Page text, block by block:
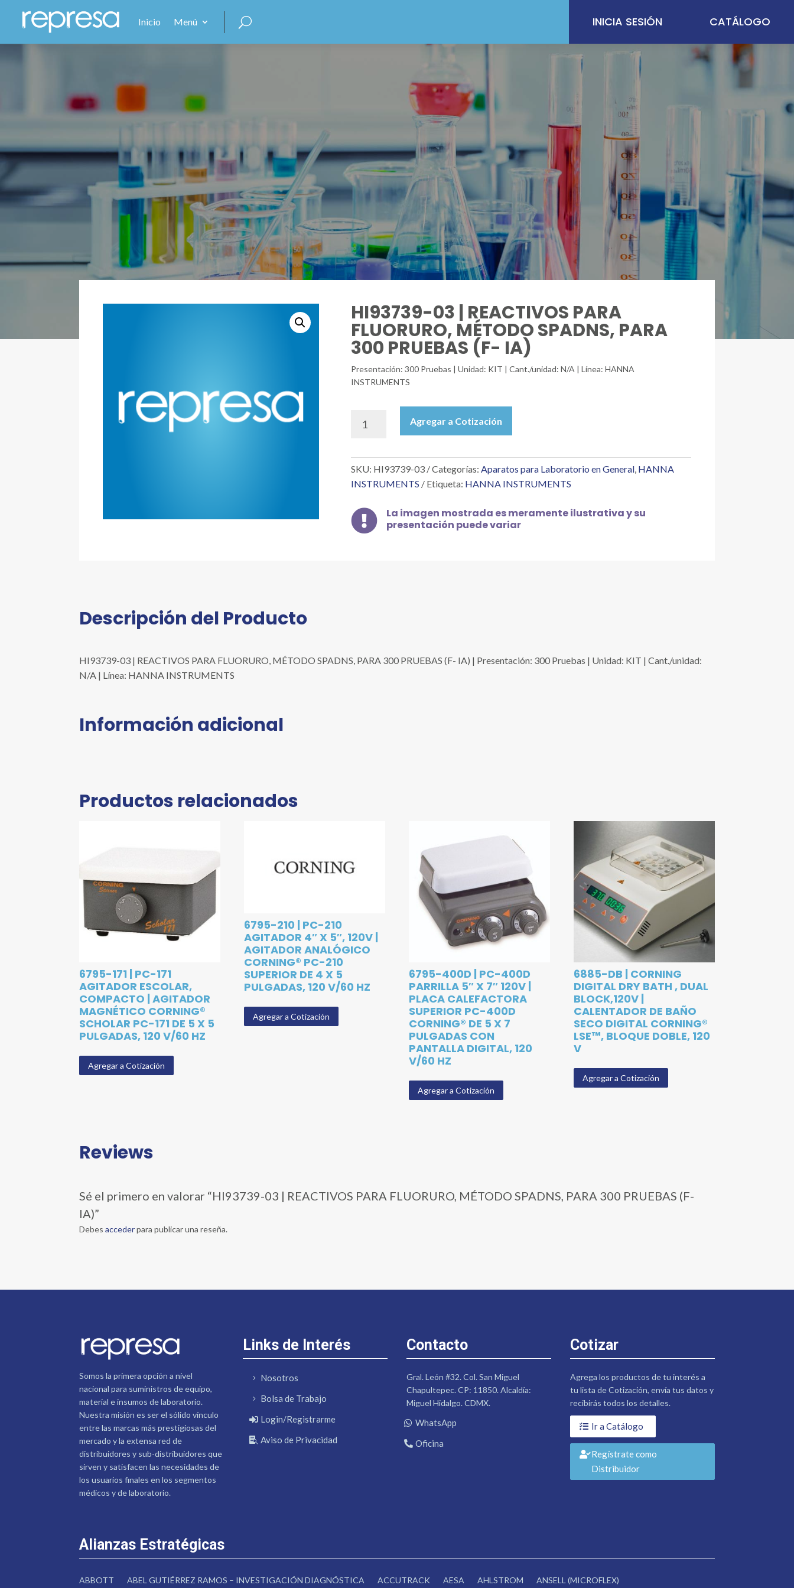
Inicio Menú INICIA SESIÓN CATÁLOGO
HI93739-03 | REACTIVOS PARA
FLUORURO, MÉTODO SPADNS, PARA
300 PRUEBAS (F- IA)
Presentación: 300 Pruebas | Unidad: KIT | Cant./unidad: N/A | Línea: HANNA
INSTRUMENTS
REACTIVOS
PARA
FLUORURO,
SPADNS,
PARA
300
Agregar a Cotización
SKU: HI93739-03 Categorías:Aparatos para Laboratorio en General, HANNA
INSTRUMENTS
Etiqueta: HANNA INSTRUMENTS

La imagen mostrada es meramente ilustrativa y su
presentación puede variar
Descripción del Producto
HI93739-03 | REACTIVOS PARA FLUORURO, MÉTODO SPADNS, PARA 300 PRUEBAS (F- IA) | Presentación: 300 Pruebas | Unidad: KIT | Cant./unidad:
N/A | Línea: HANNA INSTRUMENTS
Información adicional
Productos relacionados
6795-171 | PC-171
AGITADOR ESCOLAR,
COMPACTO | AGITADOR
MAGNÉTICO CORNING®
SCHOLAR PC-171 DE 5 X 5
PULGADAS, 120 V/60 HZ
Agregar a Cotización
6795-210 | PC-210
AGITADOR 4″ X 5″, 120V |
AGITADOR ANALÓGICO
CORNING® PC-210
SUPERIOR DE 4 X 5
PULGADAS, 120 V/60 HZ
Agregar a Cotización
6795-400D | PC-400D
PARRILLA 5″ X 7″ 120V |
PLACA CALEFACTORA
SUPERIOR PC-400D
CORNING® DE 5 X 7
PULGADAS CON
PANTALLA DIGITAL, 120
V/60 HZ
Agregar a Cotización
6885-DB | CORNING
DIGITAL DRY BATH , DUAL
BLOCK,120V |
CALENTADOR DE BAÑO
SECO DIGITAL CORNING®
LSE™, BLOQUE DOBLE, 120
V
Agregar a Cotización
Reviews
Sé el primero en valorar “HI93739-03 | REACTIVOS PARA FLUORURO, MÉTODO SPADNS, PARA 300 PRUEBAS (F-
IA)”
Debesaccederpara publicar una reseña.
Somos la primera opción a nivel
nacional para suministros de equipo,
material e insumos de laboratorio.
Nuestra misión es ser el sólido vínculo
entre las marcas más prestigiosas del
mercado y la extensa red de
distribuidores y sub-distribuidores que
sirven y satisfacen las necesidades de
los usuarios finales en los segmentos
médicos y de laboratorio.
Links de Interés
Nosotros
Bolsa de Trabajo
Login/Registrarme
Aviso de Privacidad
Contacto
Gral. León #32. Col. San Miguel
Chapultepec. CP: 11850. Alcaldía:
Miguel Hidalgo. CDMX.
WhatsApp
Oficina
Cotizar
Agrega los productos de tu interés a
tu lista de Cotización, envía tus datos y
recibirás todos los detalles.
Ir a Catálogo
Regístrate como
Distribuidor
Alianzas Estratégicas
ABBOTT ABEL GUTIÉRREZ RAMOS – INVESTIGACIÓN DIAGNÓSTICA ACCUTRACK AESA AHLSTROM ANSELL (MICROFLEX)